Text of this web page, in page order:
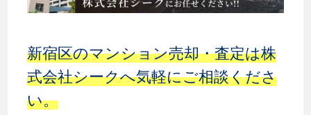
新宿区のマンション売却・査定は株
式会社シークへ気軽にご相談くださ
い。